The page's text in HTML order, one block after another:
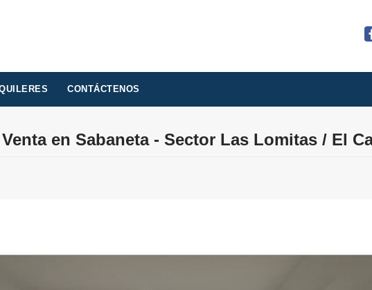
CONTÁCTENOS
en Sabaneta - Sector Las Lomitas / El